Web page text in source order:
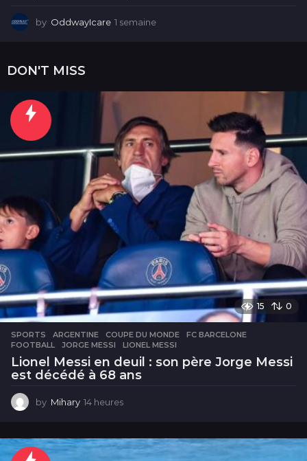
by OddwayIcare 1 semaine
DON'T MISS
15 0
SPORTS ARGENTINE ,COUPE DU MONDE ,FC BARCELONE
FOOTBALL
,JORGE MESSI ,LIONEL MESSI
Lionel Messi en deuil : son père Jorge Messi
est décédé à 68 ans
by Mihary 14 heures
e